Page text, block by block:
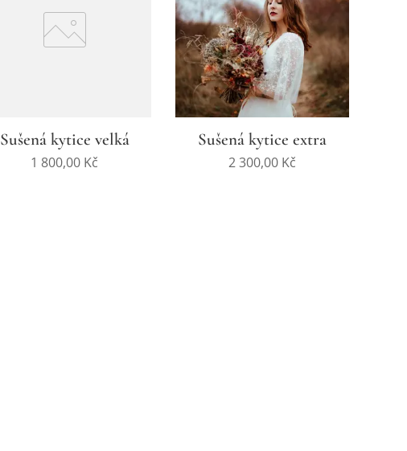
Sušená kytice velká
1 800,00 Kč
Sušená kytice extra
2 300,00 Kč